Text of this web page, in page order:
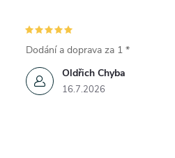
Oldřich Chyba
16.7.2026
Dodání a doprava za 1 *